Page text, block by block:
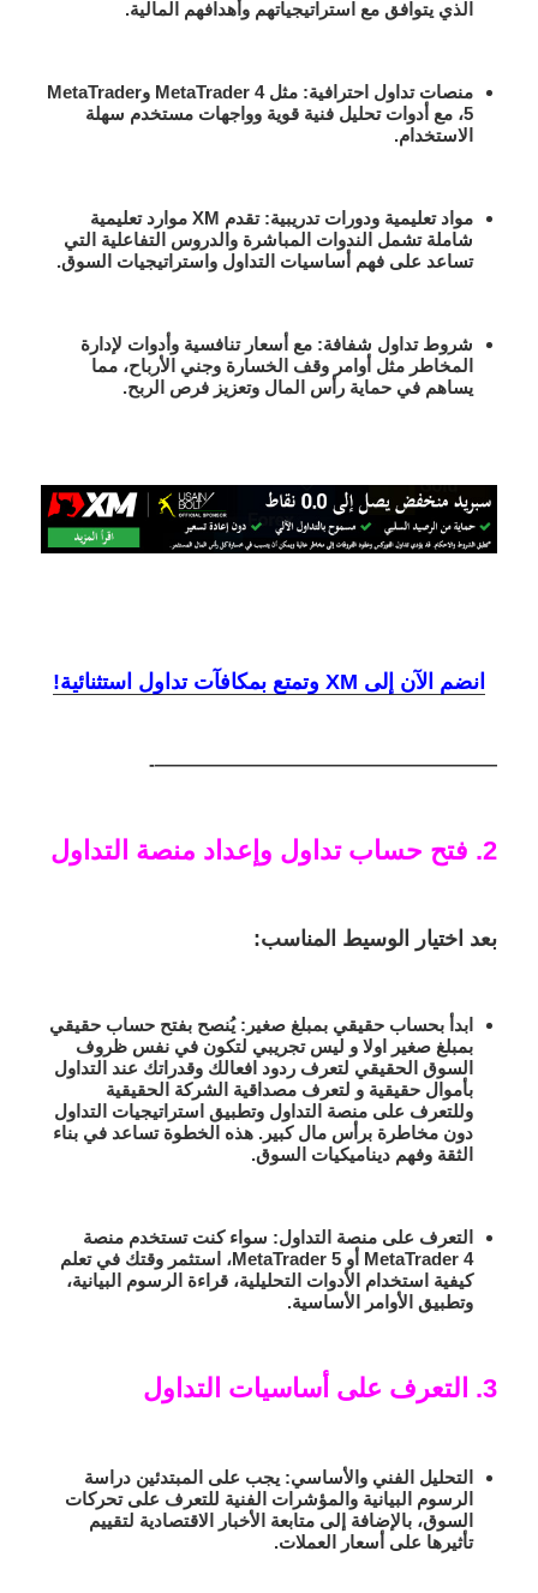
الذي يتوافق مع استراتيجياتهم وأهدافهم المالية.
منصات تداول احترافية:
مثل MetaTrader 4 وMetaTrader
5، مع أدوات تحليل فنية قوية وواجهات مستخدم سهلة
الاستخدام.
مواد تعليمية ودورات تدريبية:
تقدم XM موارد تعليمية
شاملة تشمل الندوات المباشرة والدروس التفاعلية التي
تساعد على فهم أساسيات التداول واستراتيجيات السوق.
شروط تداول شفافة: مع أسعار تنافسية وأدوات لإدارة
المخاطر مثل أوامر وقف الخسارة وجني الأرباح، مما
يساهم في حماية رأس المال وتعزيز فرص الربح.
انضم الآن إلى XM وتمتع بمكافآت تداول استثنائية!
———————————————————-
2. فتح حساب تداول وإعداد منصة التداول
بعد اختيار الوسيط المناسب:
ابدأ بحساب حقيقي بمبلغ صغير: يُنصح بفتح حساب حقيقي
بمبلغ صغير اولا و ليس تجريبي لتكون في نفس ظروف
السوق الحقيقي لتعرف ردود افعالك وقدراتك عند التداول
بأموال حقيقية و لتعرف مصداقية الشركة الحقيقية
وللتعرف على منصة التداول وتطبيق استراتيجيات التداول
دون مخاطرة برأس مال كبير. هذه الخطوة تساعد في بناء
الثقة وفهم ديناميكيات السوق.
التعرف على منصة التداول: سواء كنت تستخدم منصة
MetaTrader 4 أو MetaTrader 5، استثمر وقتك في تعلم
كيفية استخدام الأدوات التحليلية، قراءة الرسوم البيانية،
وتطبيق الأوامر الأساسية.
3. التعرف على أساسيات التداول
التحليل الفني والأساسي: يجب على المبتدئين دراسة
الرسوم البيانية والمؤشرات الفنية للتعرف على تحركات
السوق، بالإضافة إلى متابعة الأخبار الاقتصادية لتقييم
تأثيرها على أسعار العملات.